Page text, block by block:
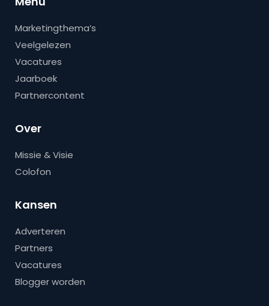
Marketingthema’s
Veelgelezen
Vacatures
Jaarboek
Partnercontent
Over
Missie & Visie
Colofon
Kansen
Adverteren
Partners
Vacatures
Blogger worden